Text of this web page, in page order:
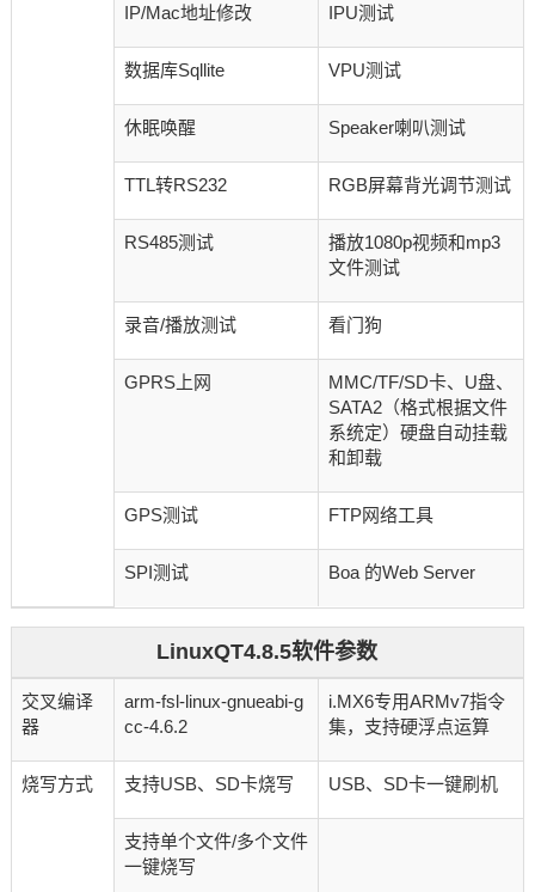
IP/Mac地址修改 IPU测试
数据库Sqllite VPU测试
休眠唤醒 Speaker喇叭测试
TTL转RS232 RGB屏幕背光调节测试
RS485测试
播放1080p视频和mp3
文件测试
录音/播放测试 看门狗
GPRS上网
MMC/TF/SD卡、U盘、
SATA2（格式根据文件
系统定）硬盘自动挂载
和卸载
GPS测试 FTP网络工具
SPI测试 Boa 的Web Server
LinuxQT4.8.5软件参数
交叉编译
器
arm-fsl-linux-gnueabi-g
cc-4.6.2
i.MX6专用ARMv7指令
集，支持硬浮点运算
烧写方式 支持USB、SD卡烧写 USB、SD卡一键刷机
支持单个文件/多个文件
一键烧写